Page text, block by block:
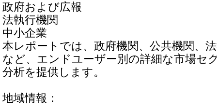
政府および広報
法執行機関
中小企業
本レポートでは、政府機関、公共機関、
など、エンドユーザー別の詳細な市場セ
分析を提供します。
地域情報：